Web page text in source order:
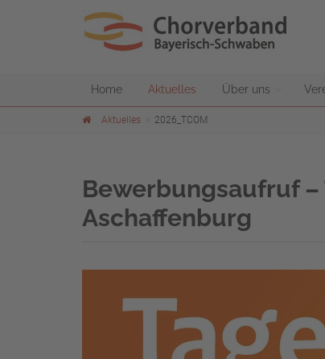
Home Aktuelles Über uns
Aktuelles 2026_TCOM
Bewerbungsaufruf –
Aschaffenburg